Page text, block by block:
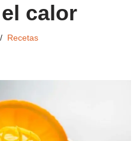
calor
Recetas